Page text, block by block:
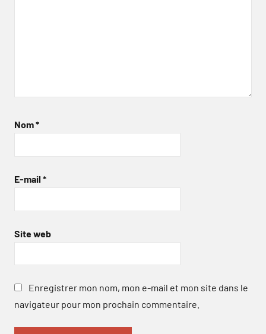
Nom*
E-mail *
Site web
Enregistrer mon nom, mon e-mail et mon site dans le
navigateur pour mon prochain commentaire.